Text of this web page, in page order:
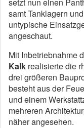
samt Tanklagern
untypische
angeschaut.
Mit Inbetriebnahme
Kalk realisierte die
drei größeren
besteht aus der
und einem
mehreren
näher angesehen.